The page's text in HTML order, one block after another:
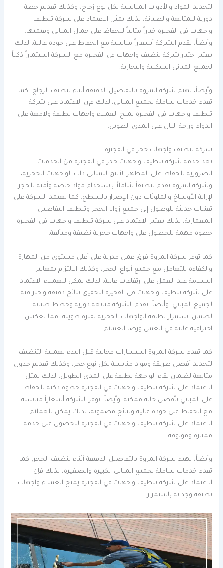
لتحديد المواد والأدوات المناسبة لكل نوع زجاج، وكذلك تقديم خطة
دورية للمتابعة والصيانة، لذلك يمثل الاعتماد على شركة تنظيف
واجهات في الفجيرة خياراً مثالياً للحفاظ على جمال المباني وقيمتها.
وأيضاً، تقدم الشركة أسعاراً مناسبة مع الحفاظ على جودة عالية، لذلك
يعتبر اختيار شركة تنظيف واجهات في الفجيرة مع الشركة استثماراً ذكياً
لجميع المباني السكنية والتجارية.
وأيضاً، تهتم شركة المروة بالتفاصيل الدقيقة أثناء تنظيف الزجاج، كما
تقدم خدمات شاملة لجميع المباني، لذلك فإن الاعتماد على شركة
تنظيف واجهات في الفجيرة يمنح العملاء واجهات نظيفة ولامعة على
الدوام وراحة البال على المدى الطويل.
شركة تنظيف واجهات حجر في الفجيرة
تعد خدمة شركة تنظيف واجهات حجر في الفجيرة من الخدمات
الضرورية للحفاظ على المظهر الأنيق للمباني ذات الواجهات الحجرية،
وشركة المروة تقدم تنظيفاً شاملاً باستخدام مواد خاصة وآمنة للحجر
لإزالة الأوساخ والملوثات دون الإضرار بالسطح. كما تعتمد الشركة على
تقنيات حديثة للوصول إلى جميع زوايا الحجر وتنظيف التفاصيل
المعمارية، لذلك يعتبر الاعتماد على شركة تنظيف واجهات في الفجيرة
خطوة مهمة للحصول على واجهات حجرية نظيفة ومتألقة.
كما توفر شركة المروة فرق عمل مدربة على أعلى مستوى من المهارة
والكفاءة للتعامل مع جميع أنواع الحجر، وكذلك الالتزام بمعايير
السلامة عند العمل على ارتفاعات عالية، لذلك يمكن للعملاء الاعتماد
على شركة تنظيف واجهات في الفجيرة لتحقيق نتائج دقيقة واحترافية
لجميع المباني. وأيضاً، تقدم الشركة متابعة دورية وخطط صيانة
لضمان استمرار نظافة الواجهات الحجرية لفترة طويلة، مما يعكس
احترافية عالية في العمل ورضا العملاء.
كما تقدم شركة المروة استشارات مجانية قبل البدء بعملية التنظيف
لتحديد أفضل طريقة ومواد مناسبة لكل نوع حجر، وكذلك تقديم جدول
متابعة لضمان بقاء الواجهة نظيفة على المدى الطويل، لذلك يمثل
الاعتماد على شركة تنظيف واجهات في الفجيرة خطوة ذكية للحفاظ
على المباني بأفضل حالة ممكنة. وأيضاً، توفر الشركة أسعاراً مناسبة
مع الحفاظ على جودة عالية ونتائج مضمونة، لذلك يمكن للعملاء
الاعتماد على شركة تنظيف واجهات في الفجيرة للحصول على خدمة
ممتازة وموثوقة.
وأيضاً، تهتم شركة المروة بالتفاصيل الدقيقة أثناء تنظيف الحجر، كما
تقدم خدمات شاملة لجميع المباني الكبيرة والصغيرة، لذلك فإن
الاعتماد على شركة تنظيف واجهات في الفجيرة يمنح العملاء واجهات
نظيفة وجذابة باستمرار.